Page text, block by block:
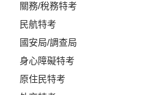
關務/稅務特考
民航特考
國安局/調查局
身心障礙特考
原住民特考